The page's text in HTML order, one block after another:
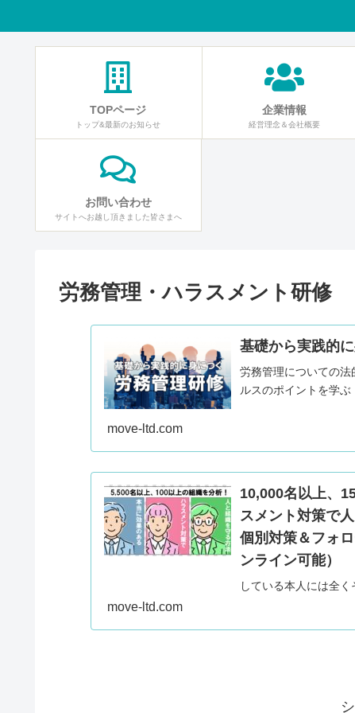
TOPページ
トップ&最新のお知らせ
企業情報
経営理念＆会社概要
お問い合わせ
サイトへお越し頂きました皆さまへ
労務管理・ハラスメント研修
基礎から実践的
労務管理についての
ルスのポイントを学ぶ
move-ltd.com
10,000名以上、
スメント対策で
個別対策＆フォ
ンライン可能）
している本人には全
move-ltd.com